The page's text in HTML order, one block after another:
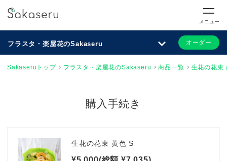
メニュー
フラスタ・楽屋花のSakaseru オーダー
Sakaseruトップ フラスタ・楽屋花のSakaseru 商品一覧 生花の花束
購入手続き
生花の花束 黄色 S